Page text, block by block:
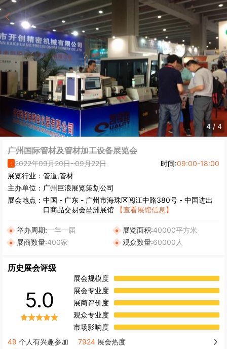
4 / 4
广州国际管材及管材加工设备展览会
： 2022年09月20日~09月22日 时间:09:00-18:00
展览行业： 管道,管材
主办单位： 广州巨浪展览策划公司
展会地点： 中国 - 广东 - 广州市海珠区阅江中路380号 - 中国进出
口商品交易会琶洲展馆
【查看展馆信息】
举办周期:一年一届 展览面积:40000平方米
展商数量:400家 观众数量:60000人
历史展会评级
5.0
展会规模度
展会专业度
展商评价度
观众专业度
市场影响度
49 个人有兴趣参加 7924 展会热度